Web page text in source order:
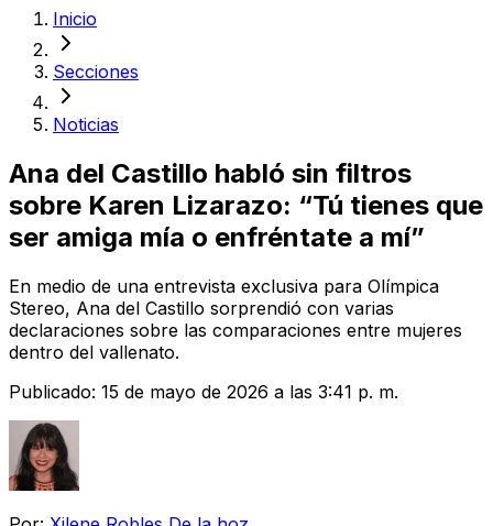
Inicio
Secciones
Noticias
Ana del Castillo habló sin filtros
sobre Karen Lizarazo: “Tú tienes que
ser amiga mía o enfréntate a mí”
En medio de una entrevista exclusiva para Olímpica
Stereo, Ana del Castillo sorprendió con varias
declaraciones sobre las comparaciones entre mujeres
dentro del vallenato.
Publicado: 15 de mayo de 2026 a las 3:41 p. m.